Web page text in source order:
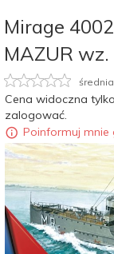
Mirage
MAZUR
Cena widoczna
zalogować.
Poinformuj